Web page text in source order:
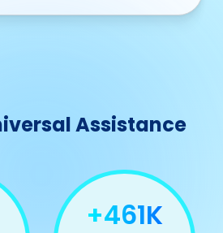
Assistance
+497K